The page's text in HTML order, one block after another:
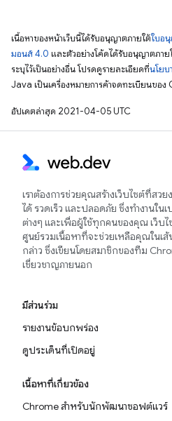
เนื้อหาของหน้าเว็บนี้ได้รับอนุญาตภายใต้ใบอ
มอนส์ 4.0 และตัวอย่างโค้ดได้รับอนุญาตภาย
ระบุไว้เป็นอย่างอื่น โปรดดูรายละเอียดที่นโย
Java เป็นเครื่องหมายการค้าจดทะเบียนขอ
อัปเดตล่าสุด 2021-04-05 UTC
เราต้องการช่วยคุณสร้างเว็บไซต์ที่สวยง
ได้ รวดเร็ว และปลอดภัย ซึ่งทำงานในเ
ต่างๆ และเพื่อผู้ใช้ทุกคนของคุณ เว็บ
ศูนย์รวมเนื้อหาที่จะช่วยเหลือคุณในเส้
กล่าว ซึ่งเขียนโดยสมาชิกของทีม
เชี่ยวชาญภายนอก
มีส่วนร่วม
รายงานข้อบกพร่อง
ดูประเด็นที่เปิดอยู่
เนื้อหาที่เกี่ยวข้อง
Chrome สำหรับนักพัฒนาซอฟต์แวร์